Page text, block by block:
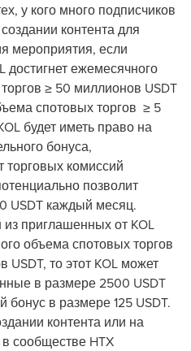
у кого много подписчиков
контента для
мероприятия, если
достигнет ежемесячного
≥ 50 миллионов USDT
спотовых торгов ≥ 5
будет иметь право на
бонуса,
торговых комиссий
позволит
USDT каждый месяц.
приглашенных от KOL
объема спотовых торгов
то этот KOL может
в размере 2500 USDT
в размере 125 USDT.
контента или на
сообществе HTX